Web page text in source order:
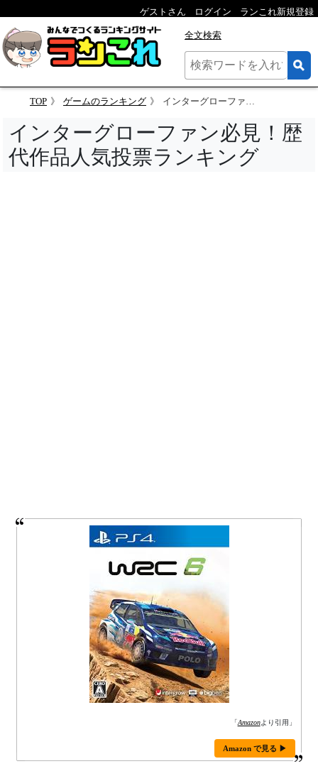
ゲストさん ログイン ランこれ新規登録
全文検索
TOP ゲームのランキング インターグローファン必見！歴代作品人気投票ランキング
インターグローファン必見！歴
代作品人気投票ランキング
「Amazonより引用」
Amazon で見る ▶